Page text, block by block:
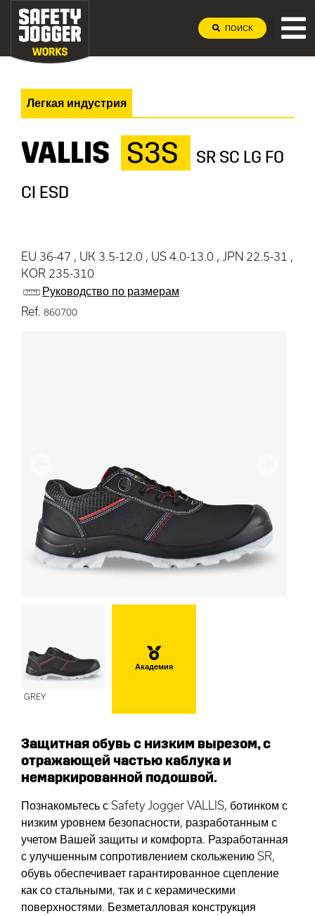
ПОИСК
Легкая индустрия
VALLIS S3S
SR SC LG FO
CI ESD
EU 36-47 , UK 3.5-12.0 , US 4.0-13.0 , JPN 22.5-31 ,
KOR 235-310
Руководство по размерам
Ref. 860700
Предыдущий
GREY
Академия
Защитная обувь с низким вырезом, с
отражающей частью каблука и
немаркированной подошвой.
Познакомьтесь с Safety Jogger VALLIS, ботинком с
низким уровнем безопасности, разработанным с
учетом Вашей защиты и комфорта. Разработанная
с улучшенным сопротивлением скольжению SR,
обувь обеспечивает гарантированное сцепление
как со стальными, так и с керамическими
поверхностями. Безметалловая конструкция